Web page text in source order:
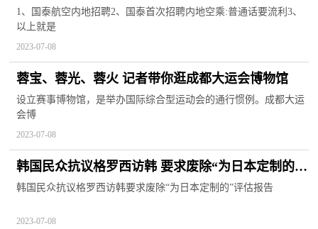
流利 基本情况讲解
1、国泰航空内地招聘2、国泰首次招聘内地空乘:普通话要流利3、
以上就是
2023-07-08
蓉宝、蓉光、蓉火 记者带你逛成都大运会博物馆
设立赛事博物馆，是举办国际综合型运动会的通行惯例。成都大运
会博
2023-07-08
韩国民众抗议格罗西访韩 要求废除“为日本定制的”
评估报告
韩国民众抗议格罗西访韩要求废除“为日本定制的”评估报告
2023-07-08